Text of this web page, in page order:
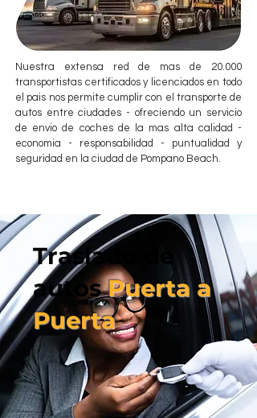
Nuestra extensa red de mas de 20.000
transportistas certificados y licenciados en todo
el pais nos permite cumplir con el transporte de
autos entre ciudades - ofreciendo un servicio
de envio de coches de la mas alta calidad -
economia - responsabilidad - puntualidad y
seguridad en la ciudad de Pompano Beach.
Traslado de
autosPuerta a
Puerta